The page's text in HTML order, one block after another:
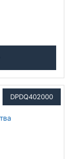
DPDQ402000